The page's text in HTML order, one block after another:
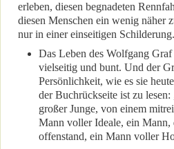
erleben, diesen begnadeten
diesen Menschen ein wenig näher
nur in einer einseitigen Schilderung.
Das Leben des Wolfgang
vielseitig und bunt. Und der
Persönlichkeit, wie es sie
der Buchrückseite ist zu
großer Junge, von einem
Mann voller Ideale, ein Mann,
offenstand, ein Mann voller